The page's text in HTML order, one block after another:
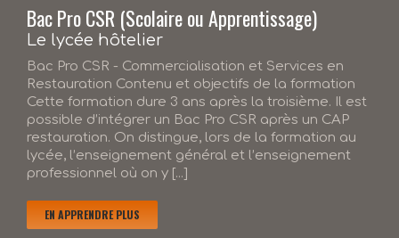
Bac Pro CSR (Scolaire ou Apprentissage)
Le lycée hôtelier
Bac Pro CSR - Commercialisation et Services en
Restauration Contenu et objectifs de la formation
Cette formation dure 3 ans après la troisième. Il est
possible d’intégrer un Bac Pro CSR après un CAP
restauration. On distingue, lors de la formation au
lycée, l’enseignement général et l’enseignement
professionnel où on y [...]
EN APPRENDRE PLUS